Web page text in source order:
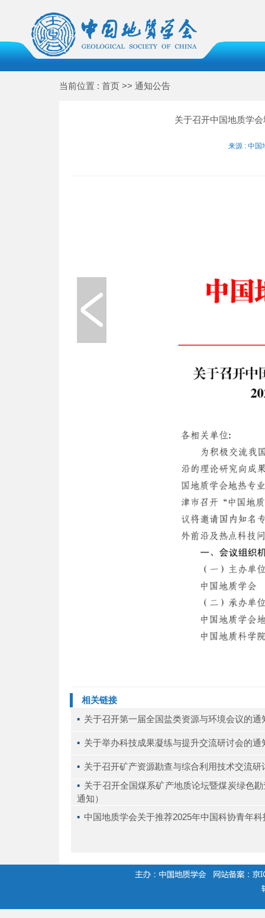
当前位置 : 首页 >> 通知公告
关于召开中国地质学
来源 : 中
相关链接
▪ 关于召开第一届全国盐类资源与环境会议的通
▪ 关于举办科技成果凝练与提升交流研讨会的通
▪ 关于召开矿产资源勘查与综合利用技术交流
▪ 关于召开全国煤系矿产地质论坛暨煤炭绿色
通知）
▪ 中国地质学会关于推荐2025年中国科协青年
.